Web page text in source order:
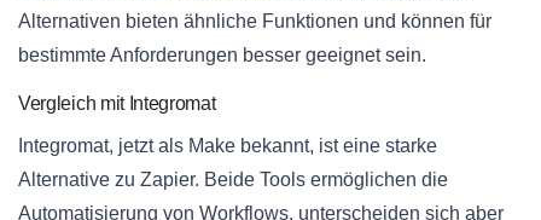
Alternativen bieten ähnliche Funktionen und können für
bestimmte Anforderungen besser geeignet sein.
Vergleich mit Integromat
Integromat, jetzt als Make bekannt, ist eine starke
Alternative zu Zapier. Beide Tools ermöglichen die
Automatisierung von Workflows, unterscheiden sich aber